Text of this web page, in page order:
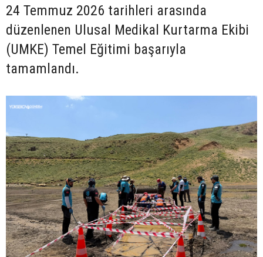
24 Temmuz 2026 tarihleri arasında
düzenlenen Ulusal Medikal Kurtarma Ekibi
(UMKE) Temel Eğitimi başarıyla
tamamlandı.